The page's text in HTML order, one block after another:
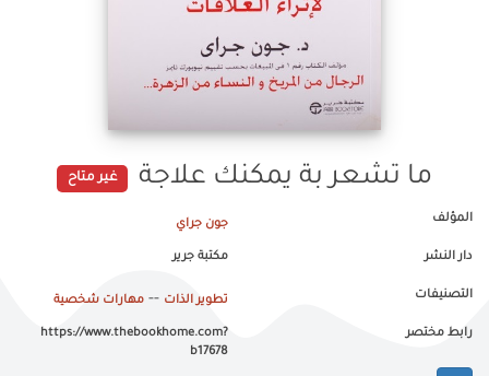
ما تشعر بة يمكنك علاجة غير متاح
المؤلف جون جراي
دار النشر مكتبة جرير
التصنيفات تطوير الذات -- مهارات شخصية
رابط مختصر
https://www.thebookhome.com?
b17678